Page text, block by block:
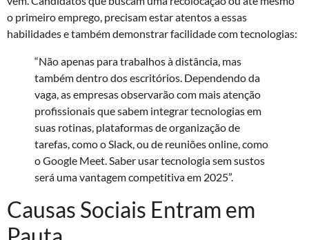
o primeiro emprego, precisam estar atentos a essas
habilidades e também demonstrar facilidade com tecnologias:
“Não apenas para trabalhos à distância, mas
também dentro dos escritórios. Dependendo da
vaga, as empresas observarão com mais atenção
profissionais que sabem integrar tecnologias em
suas rotinas, plataformas de organização de
tarefas, como o Slack, ou de reuniões online, como
o Google Meet. Saber usar tecnologia sem sustos
será uma vantagem competitiva em 2025”.
Causas Sociais Entram em